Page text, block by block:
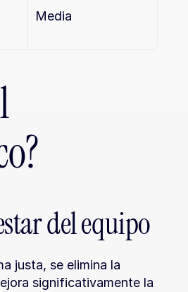
Media
del equipo
justa, se elimina la
significativamente la